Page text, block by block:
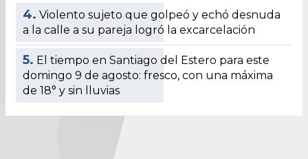
4. Violento sujeto que golpeó y echó desnuda
a la calle a su pareja logró la excarcelación
5. El tiempo en Santiago del Estero para este
domingo 9 de agosto: fresco, con una máxima
de 18° y sin lluvias